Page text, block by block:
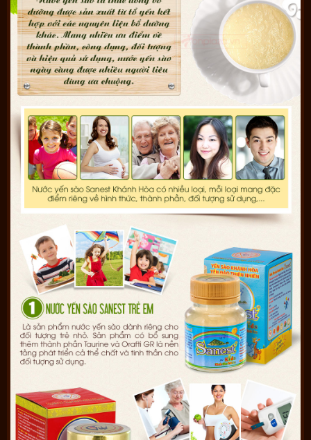
Theo các nhà dinh dưỡng thì trong yến có rất nhiều các
khoáng chất và vi chất vô cùng thiết yếu và quan trọng với cơ
thể. Bao gồm 18 loại axit amin khác nhau có khả năng giúp cơ
thể phục hồi tế bào bị tổn thương như:Aspartic acid, Serine,
Tyrosine, Phenylalanine…
Ngoài ra, tổ yến sào sơ chế còn có khoảng 31 loại nguyên tố đa
vi lượng, rất giàu các khoáng chất có lợi cho sức khỏe như: Mn,
Br, Cu… giúp bổ sung dinh dưỡng toàn diện cho cơ thể. Thành
phần của yến sào có hơn 50 % là các protein không chất béo.
Đây là sản phẩm cực kỳ tốt với sức khỏe, nhất là những người
mới ốm dậy, phụ nữ có thai và cho con bú, người già, người bị
suy nhược…
Đối tượng sử dụng chai nước yến
sanest
Đây là sản phẩm bổ dưỡng, phù hợp với rất nhiều đối tượng.
Tuy nhiên, những người sau đây nên sử dụng yến sào thường
xuyên sẽ có công dụng tốt cho sức khỏe.
Người già.
Người mới ốm dậy, người bị suy nhược.
Người kém ăn, tiêu hóa kém.
Người làm việc nhiều, căng thẳng mệt mỏi, tinh thần uể oải.
Người có dấu hiệu lão hóa, già trước tuổi, da nhăn nheo,
nám, thiếu sức sống.